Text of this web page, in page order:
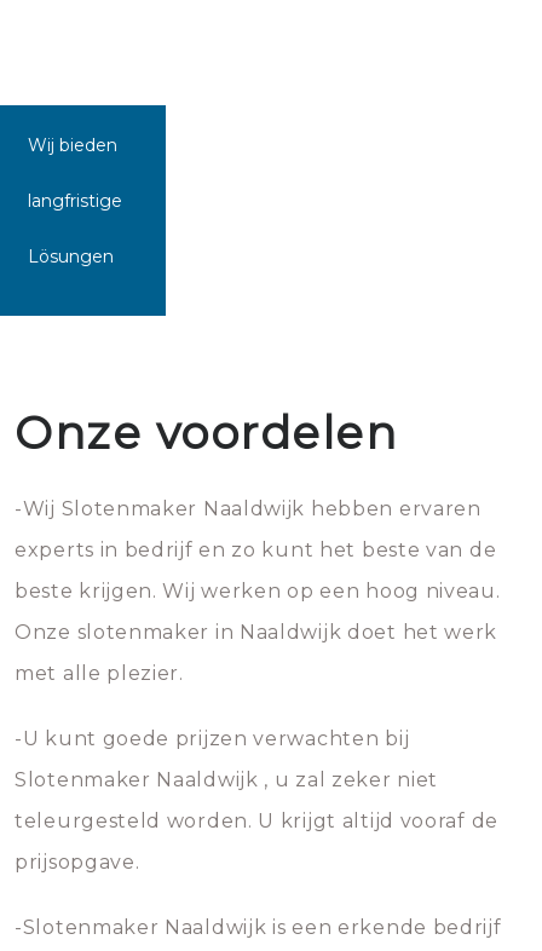
Wij bieden
langfristige
Lösungen
Onze voordelen
-Wij Slotenmaker Naaldwijk hebben ervaren
experts in bedrijf en zo kunt het beste van de
beste krijgen. Wij werken op een hoog niveau.
Onze slotenmaker in Naaldwijk doet het werk
met alle plezier.
-U kunt goede prijzen verwachten bij
Slotenmaker Naaldwijk , u zal zeker niet
teleurgesteld worden. U krijgt altijd vooraf de
prijsopgave.
-Slotenmaker Naaldwijk is een erkende bedrijf